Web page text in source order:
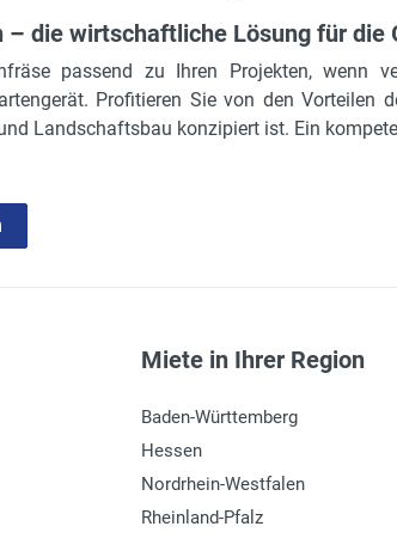
– die wirtschaftliche Lösung für die
passend zu Ihren Projekten, wenn
Profitieren Sie von den
Landschaftsbau konzipiert ist. Ein
Miete in Ihrer Region
Baden-Württemberg
Hessen
Nordrhein-Westfalen
Rheinland-Pfalz